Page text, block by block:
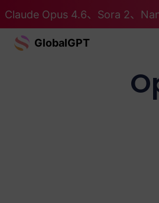
Claude Opus 4.6、Sora 2、
GlobalGPT